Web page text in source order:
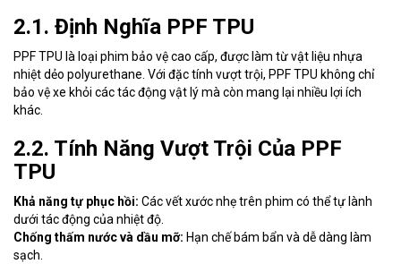
2.1. Định Nghĩa PPF TPU
PPF TPU là loại phim bảo vệ cao cấp, được làm từ vật liệu nhựa
nhiệt dẻo polyurethane. Với đặc tính vượt trội, PPF TPU không chỉ
bảo vệ xe khỏi các tác động vật lý mà còn mang lại nhiều lợi ích
khác.
2.2. Tính Năng Vượt Trội Của PPF
TPU
Khả năng tự phục hồi: Các vết xước nhẹ trên phim có thể tự lành
dưới tác động của nhiệt độ.
Chống thấm nước và dầu mỡ: Hạn chế bám bẩn và dễ dàng làm
sạch.